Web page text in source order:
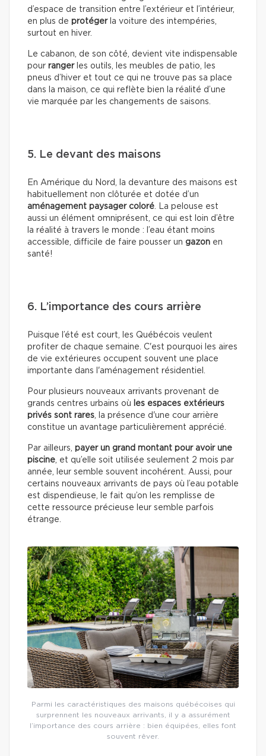
d’espace de transition entre l’extérieur et l’intérieur,
en plus de protégerla voiture des intempéries,
surtout en hiver.
Le cabanon, de son côté, devient vite indispensable
pour rangerles outils, les meubles de patio, les
pneus d’hiver et tout ce qui ne trouve pas sa place
dans la maison, ce qui reflète bien la réalité d’une
vie marquée par les changements de saisons.
5. Le devant des maisons
En Amérique du Nord, la devanture des maisons est
habituellement non clôturée et dotée d’un
aménagement paysager coloré. La pelouse est
aussi un élément omniprésent, ce qui est loin d’être
la réalité à travers le monde : l’eau étant moins
accessible, difficile de faire pousser un gazon en
santé!
6. L’importance des cours arrière
Puisque l’été est court, les Québécois veulent
profiter de chaque semaine. C'est pourquoi les aires
de vie extérieures occupent souvent une place
importante dans l'aménagement résidentiel.
Pour plusieurs nouveaux arrivants provenant de
grands centres urbains où
les espaces extérieurs
privés sont rares, la présence d'une cour arrière
constitue un avantage particulièrement apprécié.
Par ailleurs, payer un grand montant pour avoir une
piscine, et qu’elle soit utilisée seulement 2 mois par
année, leur semble souvent incohérent. Aussi, pour
certains nouveaux arrivants de pays où l’eau potable
est dispendieuse, le fait qu’on les remplisse de
cette ressource précieuse leur semble parfois
étrange.
Parmi les caractéristiques des maisons québécoises qui
surprennent les nouveaux arrivants, il y a assurément
l’importance des cours arrière : bien équipées, elles font
souvent rêver.